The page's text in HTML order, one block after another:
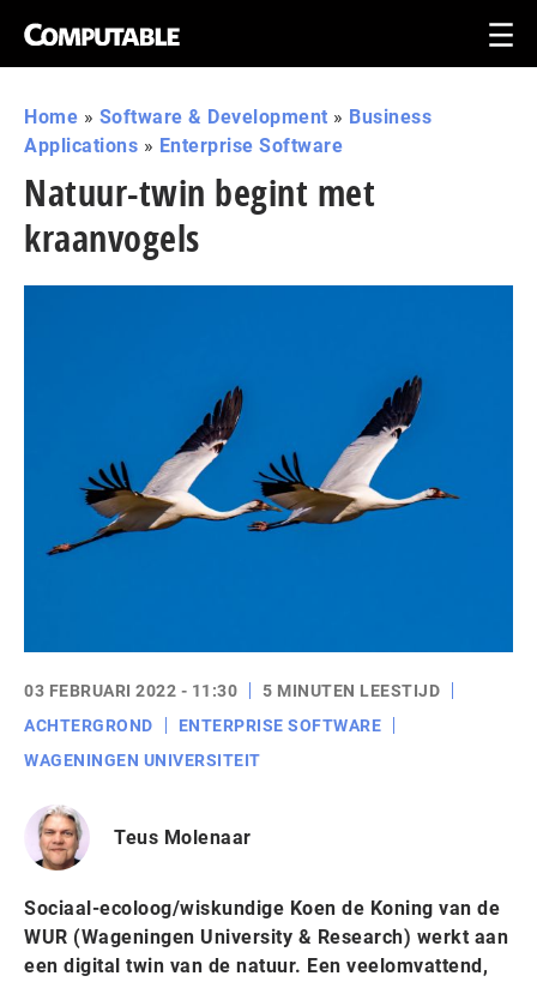
Home » Software & Development » Business
Applications » Enterprise Software
Natuur-twin begint met
kraanvogels
03 FEBRUARI 2022 - 11:30
5 MINUTEN LEESTIJD
ACHTERGROND
ENTERPRISE SOFTWARE
WAGENINGEN UNIVERSITEIT
Teus Molenaar
Sociaal-ecoloog/wiskundige Koen de Koning van de
WUR (Wageningen University & Research) werkt aan
een digital twin van de natuur. Een veelomvattend,